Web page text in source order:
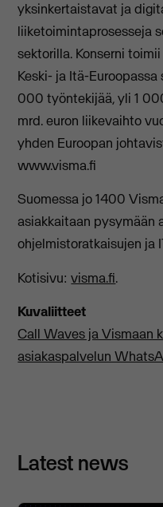
yksinkertaistavat ja
liiketoimintaprosesseja
sektorilla. Konserni
Keski- ja Itä-Euroopassa
000 työntekijää, yli 1
mrd. euron liikevaihto
yhden Euroopan
www.visma.fi
Suomessa jo 1400
asiakkaitaan pysymään
ohjelmistoratkaisujen ja
Kotisivu:visma.fi.
Kuvaliitteet
Call Waves ja Vismaan
asiakaspalvelun
Latest news